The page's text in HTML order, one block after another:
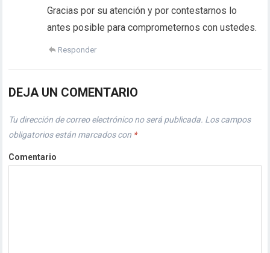
Gracias por su atención y por contestarnos lo
antes posible para comprometernos con ustedes.
Responder
DEJA UN COMENTARIO
Tu dirección de correo electrónico no será publicada. Los campos
obligatorios están marcados con *
Comentario